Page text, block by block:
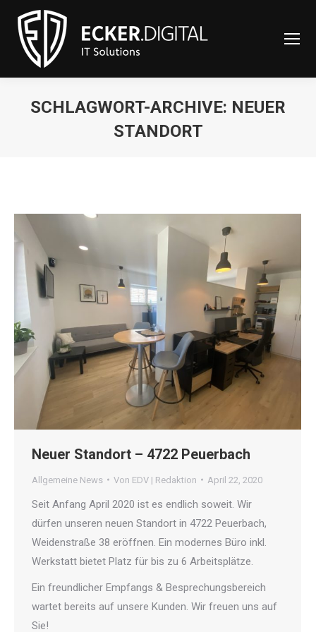
content
SCHLAGWORT-ARCHIVE: NEUER
STANDORT
Neuer Standort – 4722 Peuerbach
Allgemeine News Von EDV | Redaktion April 22, 2020
Seit Anfang April 2020 ist es endlich soweit. Wir
dürfen unseren neuen Standort in 4722 Peuerbach,
Weidenstraße 38 eröffnen. Ein modernes Büro inkl.
Werkstatt bietet Platz für bis zu 6 Arbeitsplätze.
Ein freundlicher Empfangs & Besprechungsbereich
wartet bereits auf unsere Kunden. Wir freuen uns auf
Sie!